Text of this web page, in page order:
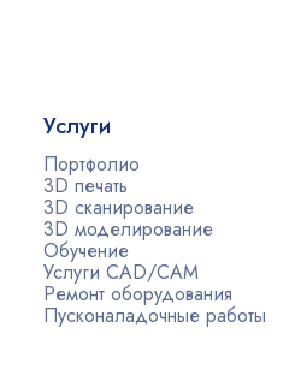
Услуги
Портфолио
3D печать
3D сканирование
3D моделирование
Обучение
Услуги CAD/CAM
Ремонт оборудования
Пусконаладочные работы